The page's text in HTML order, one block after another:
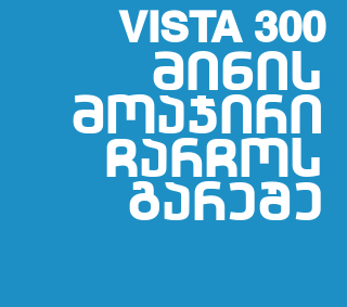
VISTA 300
MIMminis
moajiri
CarCos
გareSe